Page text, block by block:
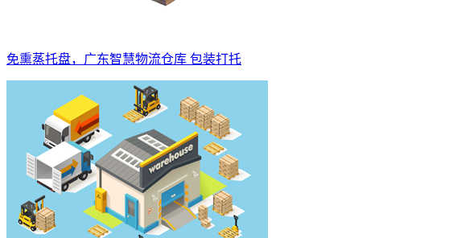
免熏蒸托盘，广东智慧物流仓库 包装打托